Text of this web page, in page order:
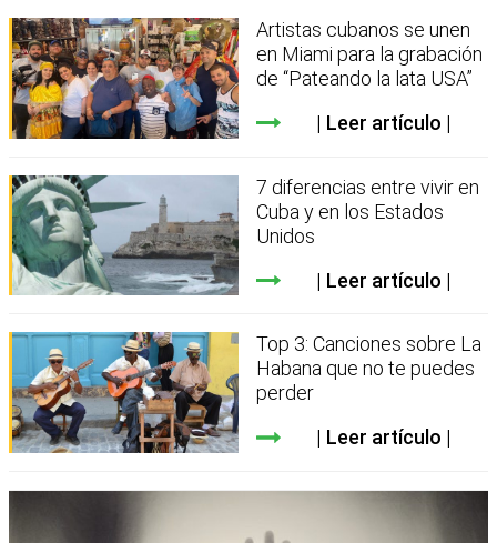
Artistas cubanos se unen
en Miami para la grabación
de “Pateando la lata USA”
Leer artículo
7 diferencias entre vivir en
Cuba y en los Estados
Unidos
Leer artículo
Top 3: Canciones sobre La
Habana que no te puedes
perder
Leer artículo